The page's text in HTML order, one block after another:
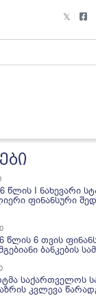
წლის I ნახევარი
ფინანსური
წლის 6 თვის
ბანკების
საქართველოს
კვლევა